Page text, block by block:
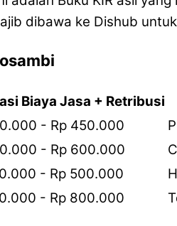
dibawa ke Dishub
Biaya Jasa + Retribusi
- Rp 450.000
- Rp 600.000
- Rp 500.000
- Rp 800.000